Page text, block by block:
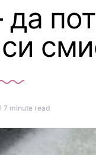
да
7 minute read